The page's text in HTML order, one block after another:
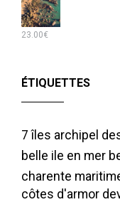
23.00€
ÉTIQUETTES
7 îles archipel
belle ile en mer
charente
côtes d'armor